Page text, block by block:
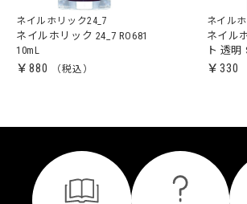
ネイルホリック24_7
ネイルホリック 24_7 RO681
10mL
￥880
ネイル
ネイル
ト 透明
￥330